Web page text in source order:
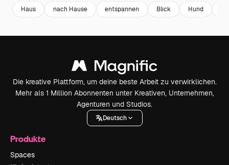
Haus nach Hause entspannen Blick Hund
Die kreative Plattform, um deine beste Arbeit zu verwirklichen.
Mehr als 1 Million Abonnenten unter Kreativen, Unternehmen,
Agenturen und Studios.
Deutsch
Produkte
Spaces